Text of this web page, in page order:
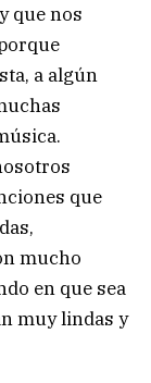
que nos
a algún
que
mucho
en que sea
muy lindas y